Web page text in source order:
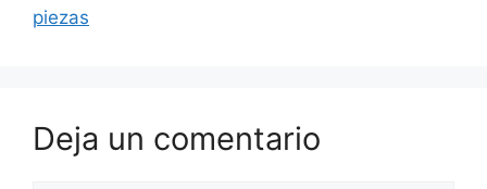
piezas
Deja un comentario